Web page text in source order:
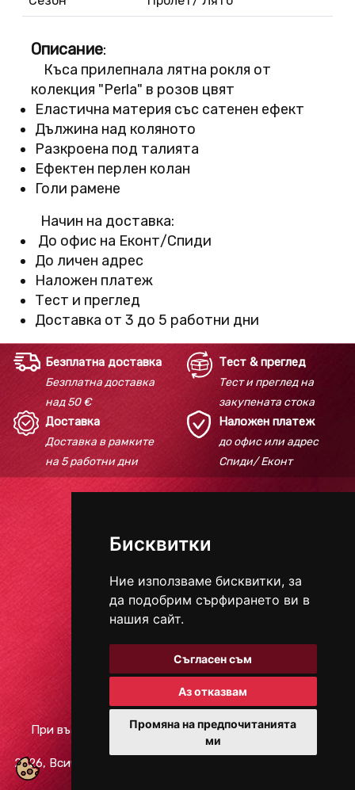
Бисквитки
Ние използваме бисквитки, за
да подобрим сърфирането ви в
нашия сайт.
Съгласен съм
Аз отказвам
Промяна на предпочитанията
ми
Описание:
Къса прилепнала лятна рокля от
колекция "Perla" в розов цвят​​​​​
Еластична материя със сатенен ефект
Дължина над коляното
Разкроена под талията
Ефектен перлен колан
Голи рамене
Начин на доставка:
До офис на Еконт/Спиди
До личен адрес
Наложен платеж
Тест и преглед
Доставка от 3 до 5 работни дни
Безплатна доставка
Безплатна доставка
над 50 €
Тест & преглед
Тест и преглед на
закупената стока
Доставка
Доставка в рамките
на 5 работни дни
Наложен платеж
до офис или адрес
Спиди/ Еконт
redcarpetbeautyhouse@gmail.com
НАЧИНИ ЗА ПЛАЩАНЕ
СОЦИАЛНИ МРЕЖИ
При възникване на спор, свързан с покупка онлайн,
можете да ползвате "сайта ОРС"
2026, Всички права запазени.